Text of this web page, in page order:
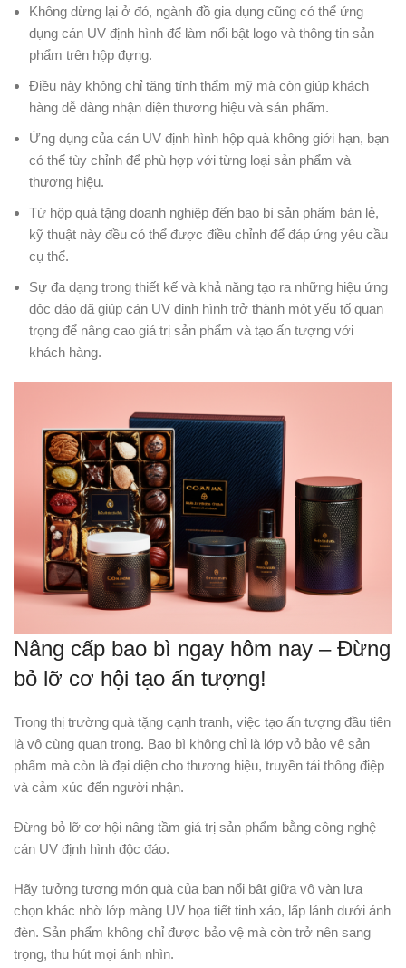
Không dừng lại ở đó, ngành đồ gia dụng cũng có thể ứng
dụng cán UV định hình để làm nổi bật logo và thông tin sản
phẩm trên hộp đựng.
Điều này không chỉ tăng tính thẩm mỹ mà còn giúp khách
hàng dễ dàng nhận diện thương hiệu và sản phẩm.
Ứng dụng của cán UV định hình hộp quà không giới hạn, bạn
có thể tùy chỉnh để phù hợp với từng loại sản phẩm và
thương hiệu.
Từ hộp quà tặng doanh nghiệp đến bao bì sản phẩm bán lẻ,
kỹ thuật này đều có thể được điều chỉnh để đáp ứng yêu cầu
cụ thể.
Sự đa dạng trong thiết kế và khả năng tạo ra những hiệu ứng
độc đáo đã giúp cán UV định hình trở thành một yếu tố quan
trọng để nâng cao giá trị sản phẩm và tạo ấn tượng với
khách hàng.
Nâng cấp bao bì ngay hôm nay – Đừng
bỏ lỡ cơ hội tạo ấn tượng!
Trong thị trường quà tặng cạnh tranh, việc tạo ấn tượng đầu tiên
là vô cùng quan trọng. Bao bì không chỉ là lớp vỏ bảo vệ sản
phẩm mà còn là đại diện cho thương hiệu, truyền tải thông điệp
và cảm xúc đến người nhận.
Đừng bỏ lỡ cơ hội nâng tầm giá trị sản phẩm bằng công nghệ
cán UV định hình độc đáo.
Hãy tưởng tượng món quà của bạn nổi bật giữa vô vàn lựa
chọn khác nhờ lớp màng UV họa tiết tinh xảo, lấp lánh dưới ánh
đèn. Sản phẩm không chỉ được bảo vệ mà còn trở nên sang
trọng, thu hút mọi ánh nhìn.